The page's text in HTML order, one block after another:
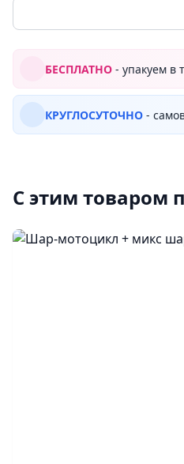
БЕСПЛАТНО - упакуем в
КРУГЛОСУТОЧНО -
С этим товаром